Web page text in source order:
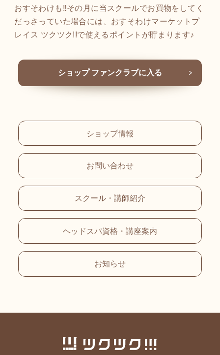
おすそわけも‼その月に当スクールでお買物をしてく
だっさっていた場合には、おすそわけマーケットプ
レイス ツクツク!!で使えるポイントが貯まります♪
ショップ ファンクラブに入る
ショップ情報
お問い合わせ
スクール・講師紹介
ヘッドスパ資格・講座案内
お知らせ